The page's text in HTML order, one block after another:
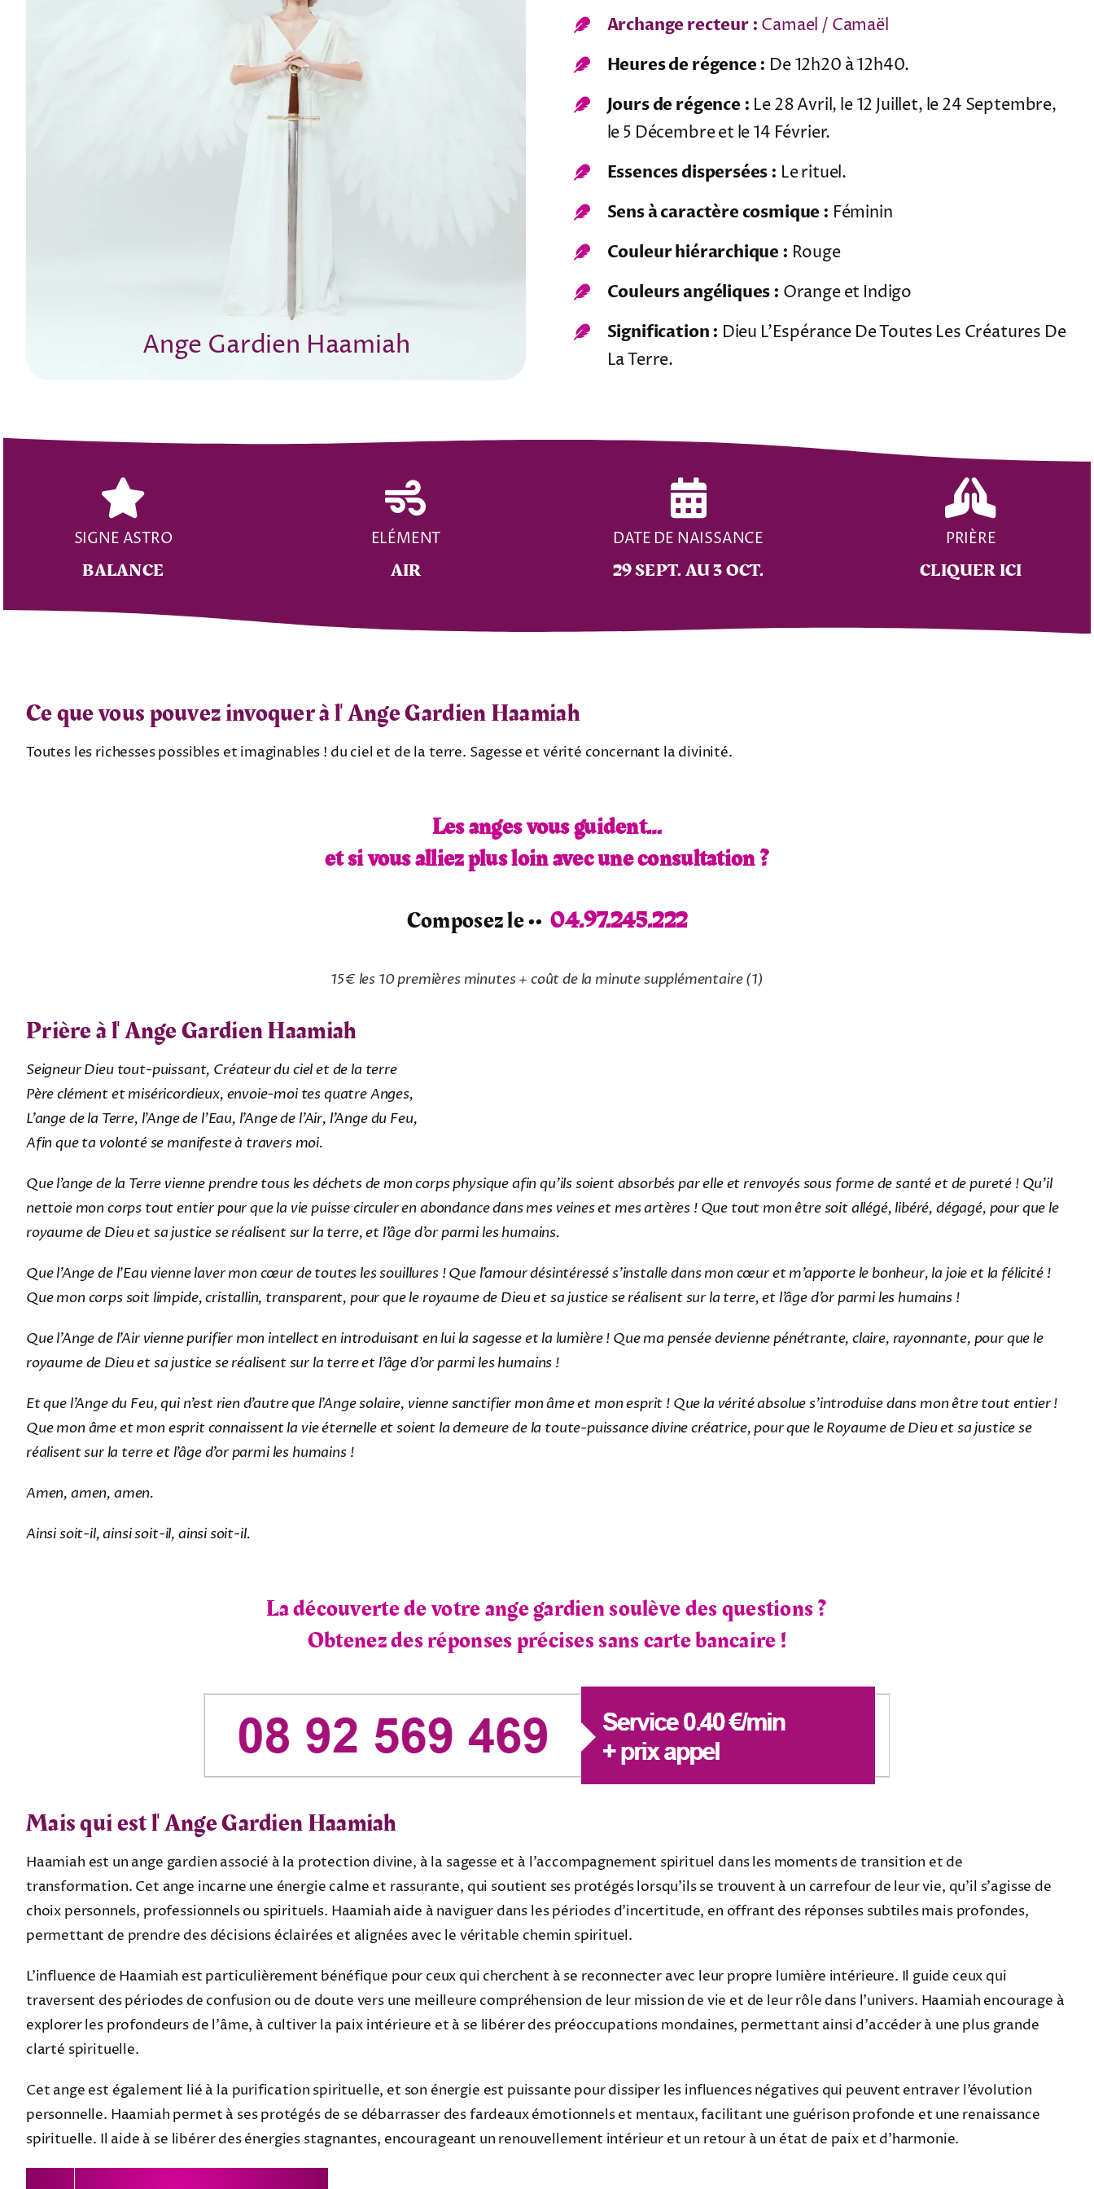
Ange Gardien Haamiah
Archange recteur : Camael / Camaël
Heures de régence : De 12h20 à 12h40.
Jours de régence : Le 28 Avril, le 12 Juillet, le 24 Septembre,
le 5 Décembre et le 14 Février.
Essences dispersées : Le rituel.
Sens à caractère cosmique : Féminin
Couleur hiérarchique : Rouge
Couleurs angéliques : Orange et Indigo
Signification : Dieu L’Espérance De Toutes Les Créatures De
La Terre.
SIGNE ASTRO
BALANCE
ELÉMENT
AIR
DATE DE NAISSANCE
29 SEPT. AU 3 OCT.
PRIÈRE
CLIQUER ICI
Ce que vous pouvez invoquer à l'Ange Gardien Haamiah
Toutes les richesses possibles et imaginables ! du ciel et de la terre. Sagesse et vérité concernant la divinité.
Les anges vous guident…
et si vous alliez plus loin avec une consultation ?
Composez le •• 04.97.245.222
15€ les 10 premières minutes + coût de la minute supplémentaire(1)
Prière à l'Ange Gardien Haamiah
Seigneur Dieu tout-puissant, Créateur du ciel et de la terre
Père clément et miséricordieux, envoie-moi tes quatre Anges,
L’ange de la Terre, l’Ange de l’Eau, l’Ange de l’Air, l’Ange du Feu,
Afin que ta volonté se manifeste à travers moi.
Que l’ange de la Terre vienne prendre tous les déchets de mon corps physique afin qu’ils soient absorbés par elle et renvoyés sous forme de santé et de pureté ! Qu’il
nettoie mon corps tout entier pour que la vie puisse circuler en abondance dans mes veines et mes artères ! Que tout mon être soit allégé, libéré, dégagé, pour que le
royaume de Dieu et sa justice se réalisent sur la terre, et l’âge d’or parmi les humains.
Que l’Ange de l’Eau vienne laver mon cœur de toutes les souillures ! Que l’amour désintéressé s’installe dans mon cœur et m’apporte le bonheur, la joie et la félicité !
Que mon corps soit limpide, cristallin, transparent, pour que le royaume de Dieu et sa justice se réalisent sur la terre, et l’âge d’or parmi les humains !
Que l’Ange de l’Air vienne purifier mon intellect en introduisant en lui la sagesse et la lumière ! Que ma pensée devienne pénétrante, claire, rayonnante, pour que le
royaume de Dieu et sa justice se réalisent sur la terre et l’âge d’or parmi les humains !
Et que l’Ange du Feu, qui n’est rien d’autre que l’Ange solaire, vienne sanctifier mon âme et mon esprit ! Que la vérité absolue s’introduise dans mon être tout entier !
Que mon âme et mon esprit connaissent la vie éternelle et soient la demeure de la toute-puissance divine créatrice, pour que le Royaume de Dieu et sa justice se
réalisent sur la terre et l’âge d’or parmi les humains !
Amen, amen, amen.
Ainsi soit-il, ainsi soit-il, ainsi soit-il.
La découverte de votre ange gardien soulève des questions ?
Obtenez des réponses précises sans carte bancaire !
Mais qui est l'Ange Gardien Haamiah
Haamiah est un ange gardien associé à la protection divine, à la sagesse et à l’accompagnement spirituel dans les moments de transition et de
transformation. Cet ange incarne une énergie calme et rassurante, qui soutient ses protégés lorsqu’ils se trouvent à un carrefour de leur vie, qu’il s’agisse de
choix personnels, professionnels ou spirituels. Haamiah aide à naviguer dans les périodes d’incertitude, en offrant des réponses subtiles mais profondes,
permettant de prendre des décisions éclairées et alignées avec le véritable chemin spirituel.
L’influence de Haamiah est particulièrement bénéfique pour ceux qui cherchent à se reconnecter avec leur propre lumière intérieure. Il guide ceux qui
traversent des périodes de confusion ou de doute vers une meilleure compréhension de leur mission de vie et de leur rôle dans l’univers. Haamiah encourage à
explorer les profondeurs de l’âme, à cultiver la paix intérieure et à se libérer des préoccupations mondaines, permettant ainsi d’accéder à une plus grande
clarté spirituelle.
Cet ange est également lié à la purification spirituelle, et son énergie est puissante pour dissiper les influences négatives qui peuvent entraver l’évolution
personnelle. Haamiah permet à ses protégés de se débarrasser des fardeaux émotionnels et mentaux, facilitant une guérison profonde et une renaissance
spirituelle. Il aide à se libérer des énergies stagnantes, encourageant un renouvellement intérieur et un retour à un état de paix et d’harmonie.